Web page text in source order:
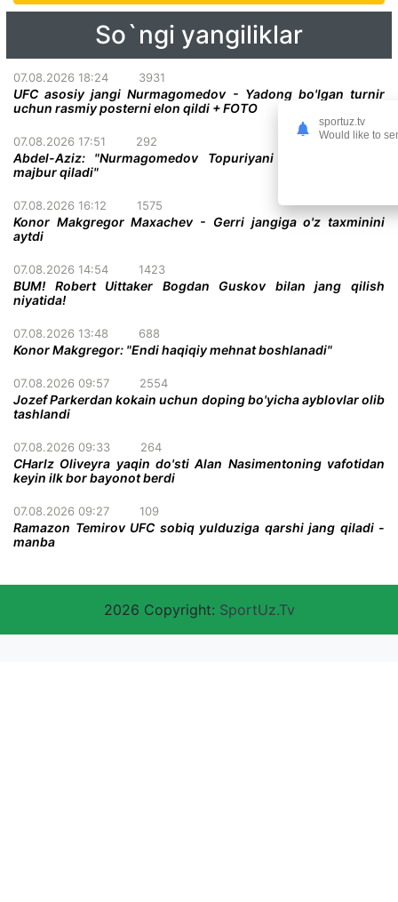
So`ngi yangiliklar
07.08.2026 18:24 3931
UFC asosiy jangi Nurmagomedov - Yadong bo'lgan turnir
uchun rasmiy posterni elon qildi + FOTO
07.08.2026 17:51 292
Abdel-Aziz: "Nurmagomedov Topuriyani taslim bo'lishga
majbur qiladi"
07.08.2026 16:12 1575
Konor Makgregor Maxachev - Gerri jangiga o'z taxminini
aytdi
07.08.2026 14:54 1423
BUM! Robert Uittaker Bogdan Guskov bilan jang qilish
niyatida!
07.08.2026 13:48 688
Konor Makgregor: "Endi haqiqiy mehnat boshlanadi"
07.08.2026 09:57 2554
Jozef Parkerdan kokain uchun doping bo'yicha ayblovlar olib
tashlandi
07.08.2026 09:33 264
CHarlz Oliveyra yaqin do'sti Alan Nasimentoning vafotidan
keyin ilk bor bayonot berdi
07.08.2026 09:27 109
Ramazon Temirov UFC sobiq yulduziga qarshi jang qiladi -
manba
2026 Copyright: SportUz.Tv
sportuz.tv
Would like to